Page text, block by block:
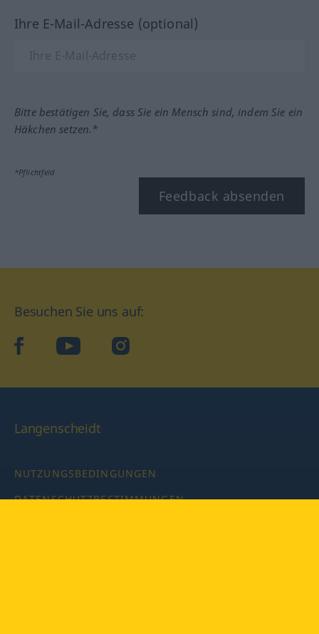
Ihre E-Mail-Adresse (optional)
Bitte bestätigen Sie, dass Sie ein Mensch sind, indem Sie ein
Häkchen setzen.*
*Pflichtfeld
Feedback absenden
Besuchen Sie uns auf:
facebookYouTube Instagram
Langenscheidt
NUTZUNGSBEDINGUNGEN
DATENSCHUTZBESTIMMUNGEN